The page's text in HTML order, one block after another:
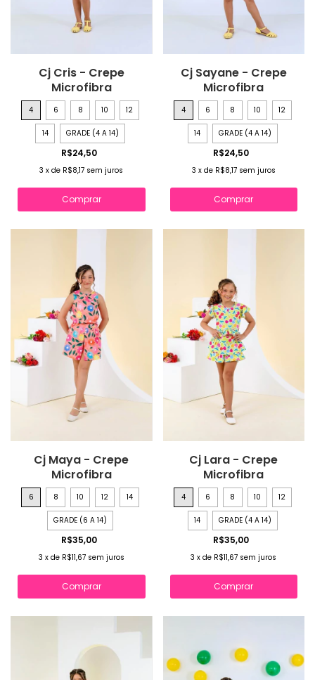
Cj Cris - Crepe
Microfibra
4 6 8 10 12
14 GRADE (4 A 14)
R$24,50
3 xde R$8,17 sem juros
Comprar
Cj Sayane - Crepe
Microfibra
4 6 8 10 12
14 GRADE (4 A 14)
R$24,50
3 x de R$8,17 sem juros
Comprar
Cj Maya - Crepe
Microfibra
6 8 10 12 14
GRADE (6 A 14)
R$35,00
3 x de R$11,67 sem juros
Comprar
Cj Lara - Crepe
Microfibra
4 6 8 10 12
14 GRADE (4 A 14)
R$35,00
3 xde R$11,67 sem juros
Comprar